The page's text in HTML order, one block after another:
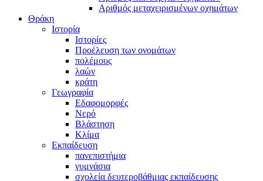
Αριθμός μεταχειρισμένων οχημάτων
Θράκη
Ιστορία
Ιστορίες
Προέλευση των ονομάτων
πολέμους
λαών
κράτη
Γεωγραφία
Εδαφομορφές
Νερό
Βλάστηση
Κλίμα
Εκπαίδευση
πανεπιστήμια
γυμνάσια
σχολεία δευτεροβάθμιας εκπαίδευσης